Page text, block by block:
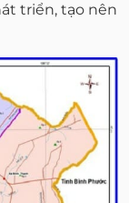
triển, tạo nên